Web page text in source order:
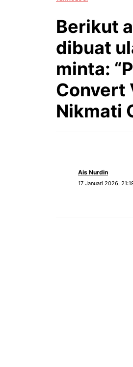
Berikut
dibuat
minta:
Convert
Nikmati
Ais Nurdin
17 Januari 2026,